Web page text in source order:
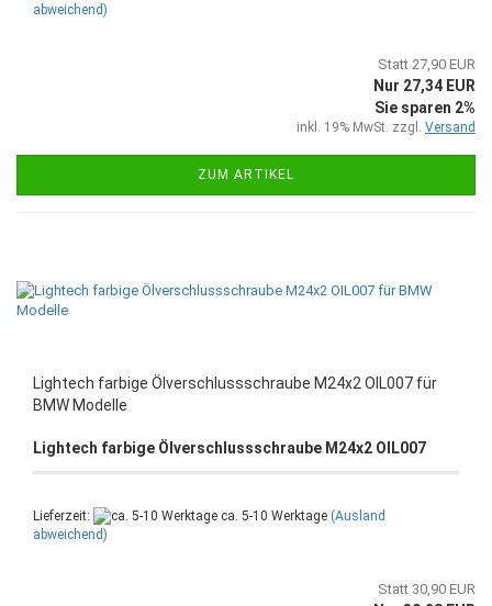
abweichend)
Statt 27,90 EUR
Nur 27,34 EUR
Sie sparen 2%
inkl. 19% MwSt. zzgl. Versand
ZUM ARTIKEL
Lightech farbige Ölverschlussschraube M24x2 OIL007 für
BMW Modelle
Lightech farbige Ölverschlussschraube M24x2 OIL007
Lieferzeit: ca. 5-10 Werktage (Ausland
abweichend)
Statt 30,90 EUR